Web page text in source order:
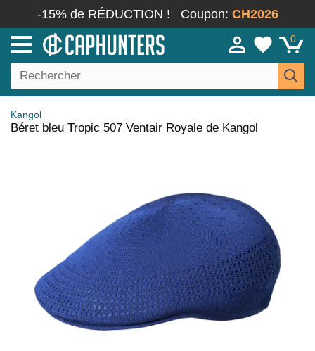
-15% de RÉDUCTION ! Coupon: CH2026
0
Kangol
Béret bleu Tropic 507 Ventair Royale de Kangol